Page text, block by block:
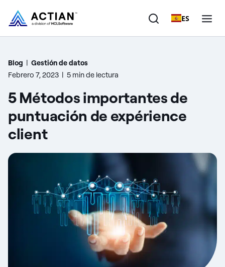
ES
Productos
Clientes
Empresa
Recursos
Blog | Gestión de datos
Febrero 7, 2023 | 5 min de lectura
5 Métodos importantes de
puntuación de expérience
client